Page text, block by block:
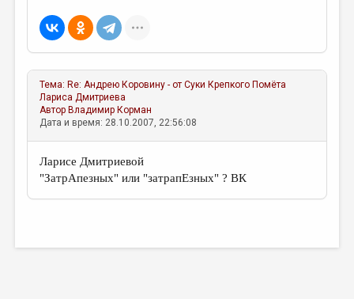
Тема: Re: Андрею Коровину - от Суки Крепкого Помёта
Лариса Дмитриева
Автор Владимир Корман
Дата и время: 28.10.2007, 22:56:08
Ларисе Дмитриевой
"ЗатрАпезных" или "затрапЕзных" ? ВК